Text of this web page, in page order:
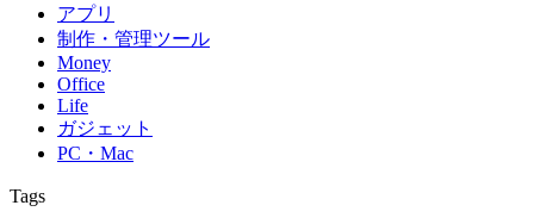
アプリ
制作・管理ツール
Money
Office
Life
ガジェット
PC・Mac
Tags